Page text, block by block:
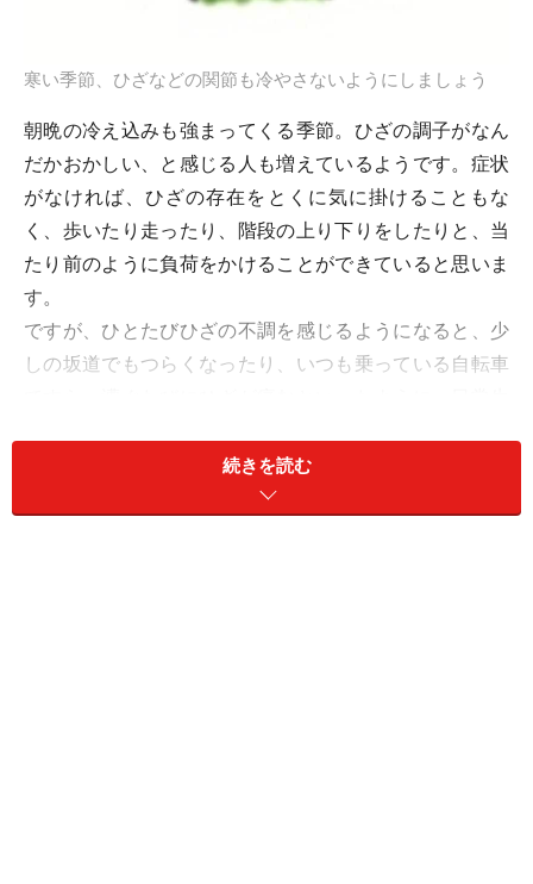
寒い季節、ひざなどの関節も冷やさないようにしましょう
朝晩の冷え込みも強まってくる季節。ひざの調子がなん
だかおかしい、と感じる人も増えているようです。症状
がなければ、ひざの存在をとくに気に掛けることもな
く、歩いたり走ったり、階段の上り下りをしたりと、当
たり前のように負荷をかけることができていると思いま
す。
ですが、ひとたびひざの不調を感じるようになると、少
しの坂道でもつらくなったり、いつも乗っている自転車
続きを読む